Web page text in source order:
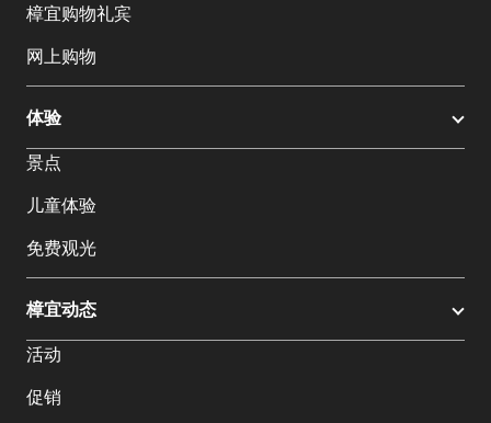
樟宜购物礼宾
网上购物
体验
景点
儿童体验
免费观光
樟宜动态
活动
促销